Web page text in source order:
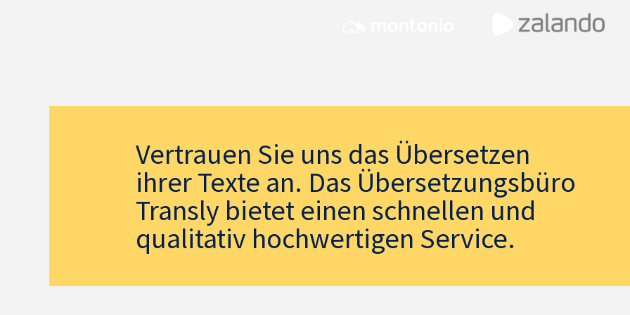
Vertrauen Sie uns das Übersetzen
ihrer Texte an. Das Übersetzungsbüro
Transly bietet einen schnellen und
qualitativ hochwertigen Service.